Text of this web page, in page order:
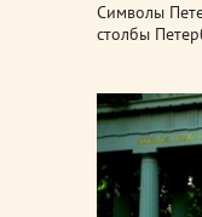
Символы
столбы